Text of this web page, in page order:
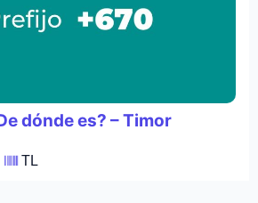
dónde es? – Timor
TL